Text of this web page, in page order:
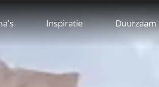
Inspiratie Duurzaam